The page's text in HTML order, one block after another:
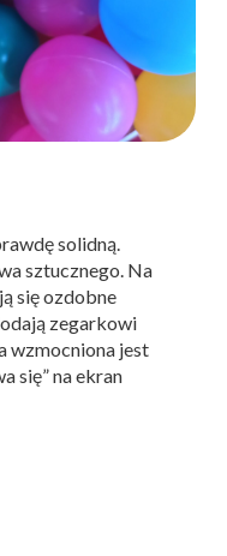
solidną.
sztucznego. Na
się ozdobne
zegarkowi
wzmocniona jest
się” na ekran